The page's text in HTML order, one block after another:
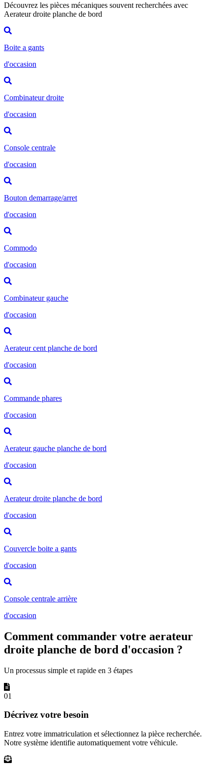
Découvrez les pièces mécaniques souvent recherchées avec
Aerateur droite planche de bord
Boite a gants
d'occasion
Combinateur droite
d'occasion
Console centrale
d'occasion
Bouton demarrage/arret
d'occasion
Commodo
d'occasion
Combinateur gauche
d'occasion
Aerateur cent planche de bord
d'occasion
Commande phares
d'occasion
Aerateur gauche planche de bord
d'occasion
Aerateur droite planche de bord
d'occasion
Couvercle boite a gants
d'occasion
Console centrale arrière
d'occasion
Comment commander votre aerateur
droite planche de bord d'occasion ?
Un processus simple et rapide en 3 étapes
01
Décrivez votre besoin
Entrez votre immatriculation et sélectionnez la pièce recherchée.
Notre système identifie automatiquement votre véhicule.